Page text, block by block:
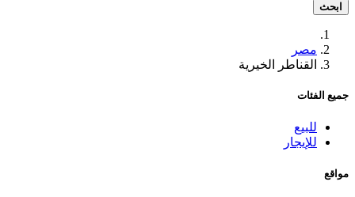
ابحث
مصر
القناطر الخيرية
جميع الفئات
للبيع
للإيجار
مواقع